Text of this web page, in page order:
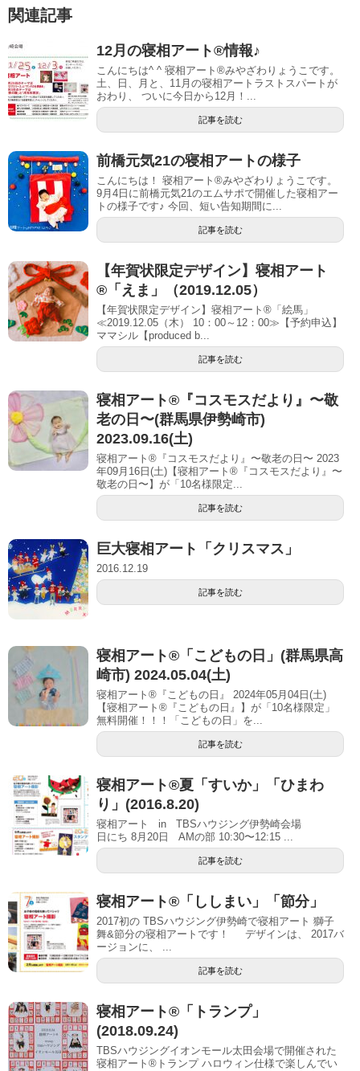
関連記事
12月の寝相アート®︎情報♪
こんにちは^ ^ 寝相アート®︎みやざわりょうこです。
土、日、月と、11月の寝相アートラストスパートが
おわり、 ついに今日から12月！...
記事を読む
前橋元気21の寝相アートの様子
こんにちは！ 寝相アート®︎みやざわりょうこです。
9月4日に前橋元気21のエムサポで開催した寝相アー
トの様子です♪ 今回、短い告知期間に...
記事を読む
【年賀状限定デザイン】寝相アート
®「えま」（2019.12.05）
【年賀状限定デザイン】寝相アート®「絵馬」
≪2019.12.05（木） 10：00～12：00≫【予約申込】
ママシル【produced b...
記事を読む
寝相アート®︎『コスモスだより』〜敬
老の日〜(群馬県伊勢崎市)
2023.09.16(土)
寝相アート®『コスモスだより』〜敬老の日〜 2023
年09月16日(土)【寝相アート®︎『コスモスだより』〜
敬老の日〜】が「10名様限定...
記事を読む
巨大寝相アート「クリスマス」
2016.12.19
記事を読む
寝相アート®「こどもの日」(群馬県高
崎市) 2024.05.04(土)
寝相アート®『こどもの日』 2024年05月04日(土)
【寝相アート®︎『こどもの日』】が「10名様限定」
無料開催！！！「こどもの日」を...
記事を読む
寝相アート®夏「すいか」「ひまわ
り」(2016.8.20)
寝相アート in TBSハウジング伊勢崎会場
日にち 8月20日 AMの部 10:30〜12:15 ...
記事を読む
寝相アート®「ししまい」「節分」
2017初の TBSハウジング伊勢崎で寝相アート 獅子
舞&節分の寝相アートです！ デザインは、 2017バ
ージョンに、 ...
記事を読む
寝相アート®︎「トランプ」
(2018.09.24)
TBSハウジングイオンモール太田会場で開催された
寝相アート®︎トランプ ハロウィン仕様で楽しんでい